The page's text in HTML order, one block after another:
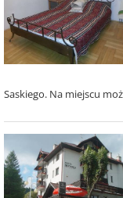
Saskiego. Na miejscu